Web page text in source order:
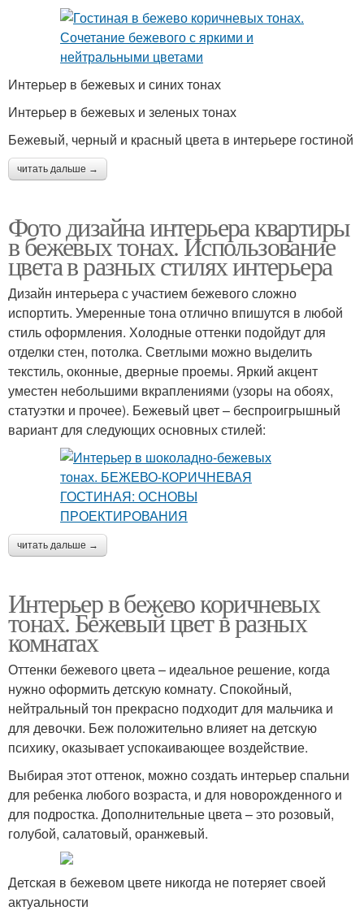
Интерьер в бежевых и синих тонах
Интерьер в бежевых и зеленых тонах
Бежевый, черный и красный цвета в интерьере гостиной
читать дальше →
Фото дизайна интерьера квартиры
в бежевых тонах. Использование
цвета в разных стилях интерьера
Дизайн интерьера с участием бежевого сложно
испортить. Умеренные тона отлично впишутся в любой
стиль оформления. Холодные оттенки подойдут для
отделки стен, потолка. Светлыми можно выделить
текстиль, оконные, дверные проемы. Яркий акцент
уместен небольшими вкраплениями (узоры на обоях,
статуэтки и прочее). Бежевый цвет – беспроигрышный
вариант для следующих основных стилей:
читать дальше →
Интерьер в бежево коричневых
тонах. Бежевый цвет в разных
комнатах
Оттенки бежевого цвета – идеальное решение, когда
нужно оформить детскую комнату. Спокойный,
нейтральный тон прекрасно подходит для мальчика и
для девочки. Беж положительно влияет на детскую
психику, оказывает успокаивающее воздействие.
Выбирая этот оттенок, можно создать интерьер спальни
для ребенка любого возраста, и для новорожденного и
для подростка. Дополнительные цвета – это розовый,
голубой, салатовый, оранжевый.
Детская в бежевом цвете никогда не потеряет своей
актуальности